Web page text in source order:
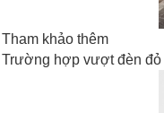
Tham khảo thêm
Trường hợp vượt đèn đỏ